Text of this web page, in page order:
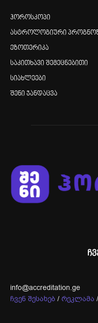
ჰოროსკოპი
ასტროლოგიური
ეზოთერიკა
საკითხავი შემეცნებითი
სიახლეები
შენი ჯანდაცვა
info@accreditation.ge
ჩვენ შესახებ / რეკლამა /